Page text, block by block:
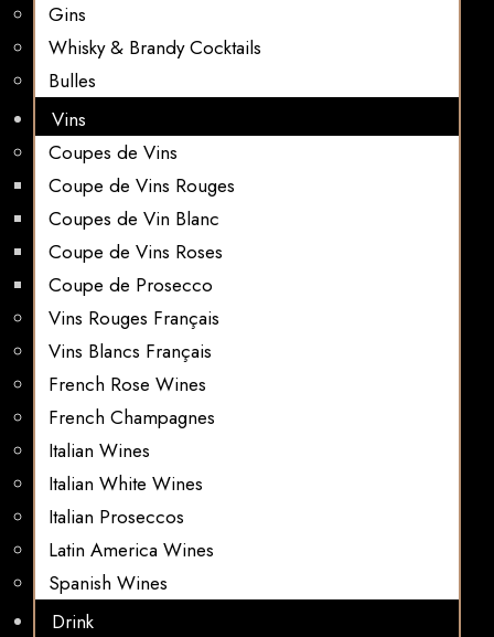
Gins
Whisky & Brandy Cocktails
Bulles
Vins
Coupes de Vins
Coupe de Vins Rouges
Coupes de Vin Blanc
Coupe de Vins Roses
Coupe de Prosecco
Vins Rouges Français
Vins Blancs Français
French Rose Wines
French Champagnes
Italian Wines
Italian White Wines
Italian Proseccos
Latin America Wines
Spanish Wines
Drink